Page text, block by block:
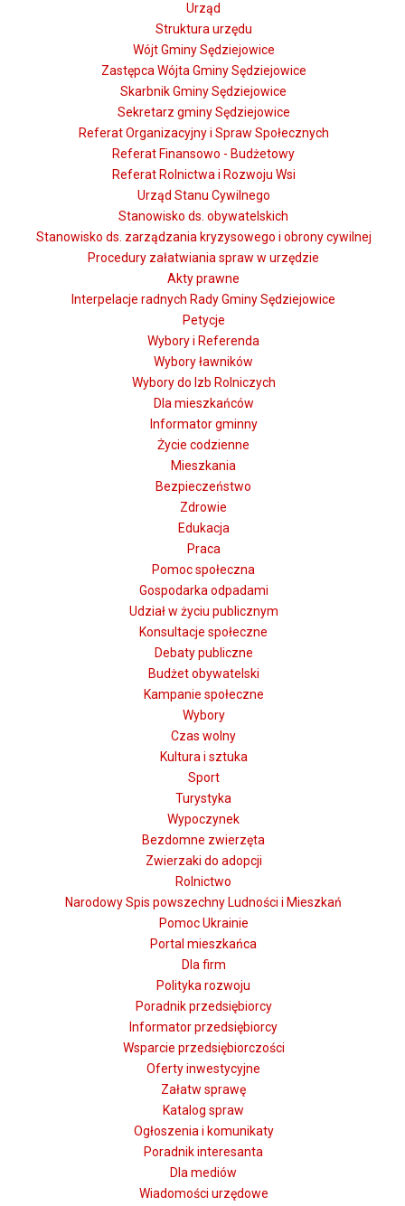
Urząd
Struktura urzędu
Wójt Gminy Sędziejowice
Zastępca Wójta Gminy Sędziejowice
Skarbnik Gminy Sędziejowice
Sekretarz gminy Sędziejowice
Referat Organizacyjny i Spraw Społecznych
Referat Finansowo - Budżetowy
Referat Rolnictwa i Rozwoju Wsi
Urząd Stanu Cywilnego
Stanowisko ds. obywatelskich
Stanowisko ds. zarządzania kryzysowego i obrony cywilnej
Procedury załatwiania spraw w urzędzie
Akty prawne
Interpelacje radnych Rady Gminy Sędziejowice
Petycje
Wybory i Referenda
Wybory ławników
Wybory do Izb Rolniczych
Dla mieszkańców
Informator gminny
Życie codzienne
Mieszkania
Bezpieczeństwo
Zdrowie
Edukacja
Praca
Pomoc społeczna
Gospodarka odpadami
Udział w życiu publicznym
Konsultacje społeczne
Debaty publiczne
Budżet obywatelski
Kampanie społeczne
Wybory
Czas wolny
Kultura i sztuka
Sport
Turystyka
Wypoczynek
Bezdomne zwierzęta
Zwierzaki do adopcji
Rolnictwo
Narodowy Spis powszechny Ludności i Mieszkań
Pomoc Ukrainie
Portal mieszkańca
Dla firm
Polityka rozwoju
Poradnik przedsiębiorcy
Informator przedsiębiorcy
Wsparcie przedsiębiorczości
Oferty inwestycyjne
Załatw sprawę
Katalog spraw
Ogłoszenia i komunikaty
Poradnik interesanta
Dla mediów
Wiadomości urzędowe